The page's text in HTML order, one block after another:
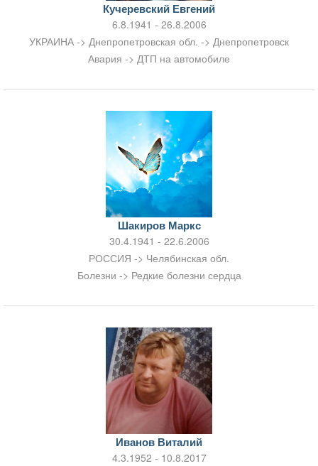
Кучеревский Евгений
6.8.1941 - 26.8.2006
УКРАИНА -> Днепропетровская обл. -> Днепропетровск
Авария -> ДТП на автомобиле
Шакиров Маркс
30.4.1941 - 22.6.2006
РОССИЯ -> Челябинская обл.
Болезни -> Редкие болезни сердца
Иванов Виталий
4.3.1952 - 10.8.2017